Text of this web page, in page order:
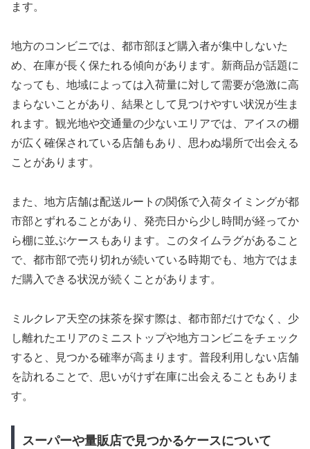
ます。
地方のコンビニでは、都市部ほど購入者が集中しないた
め、在庫が長く保たれる傾向があります。新商品が話題に
なっても、地域によっては入荷量に対して需要が急激に高
まらないことがあり、結果として見つけやすい状況が生ま
れます。観光地や交通量の少ないエリアでは、アイスの棚
が広く確保されている店舗もあり、思わぬ場所で出会える
ことがあります。
また、地方店舗は配送ルートの関係で入荷タイミングが都
市部とずれることがあり、発売日から少し時間が経ってか
ら棚に並ぶケースもあります。このタイムラグがあること
で、都市部で売り切れが続いている時期でも、地方ではま
だ購入できる状況が続くことがあります。
ミルクレア天空の抹茶を探す際は、都市部だけでなく、少
し離れたエリアのミニストップや地方コンビニをチェック
すると、見つかる確率が高まります。普段利用しない店舗
を訪れることで、思いがけず在庫に出会えることもありま
す。
スーパーや量販店で見つかるケースについて